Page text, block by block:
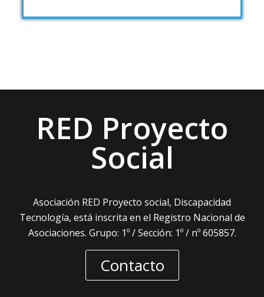
RED Proyecto
Social
Asociación RED Proyecto social, Discapacidad
Tecnología, está inscrita en el Registro Nacional de
Asociaciones. Grupo: 1º / Sección: 1º / nº 605857.
Contacto